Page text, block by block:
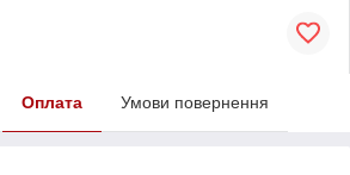
Оплата Умови повернення